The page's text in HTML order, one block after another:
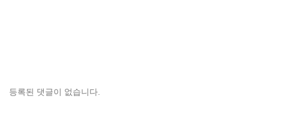
등록된 댓글이 없습니다.